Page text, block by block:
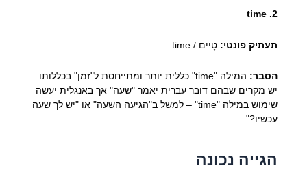
2. time
תעתיק פונטי: טָיים / time
הסבר:
המילה "time" כללית יותר ומתייחסת ל"זמן" בכללותו.
יש מקרים שבהם דובר עברית יאמר "שעה" אך באנגלית יעשה
שימוש במילה "time" – למשל ב"הגיעה השעה" או "יש לך שעה
עכשיו?".
הגייה נכונה